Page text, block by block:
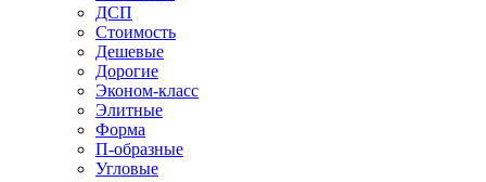
ДСП
Стоимость
Дешевые
Дорогие
Эконом-класс
Элитные
Форма
П-образные
Угловые